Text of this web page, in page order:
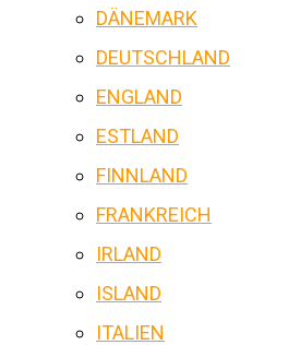
DÄNEMARK
DEUTSCHLAND
ENGLAND
ESTLAND
FINNLAND
FRANKREICH
IRLAND
ISLAND
ITALIEN